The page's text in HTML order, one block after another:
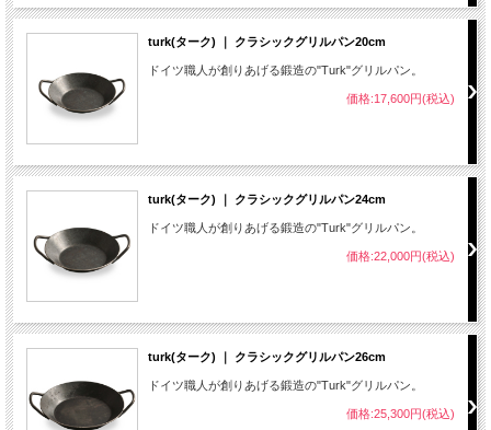
turk(ターク) ｜ クラシックグリルパン20cm
ドイツ職人が創りあげる鍛造の"Turk"グリルパン。
価格:17,600円(税込)
turk(ターク) ｜ クラシックグリルパン24cm
ドイツ職人が創りあげる鍛造の"Turk"グリルパン。
価格:22,000円(税込)
turk(ターク) ｜ クラシックグリルパン26cm
ドイツ職人が創りあげる鍛造の"Turk"グリルパン。
価格:25,300円(税込)